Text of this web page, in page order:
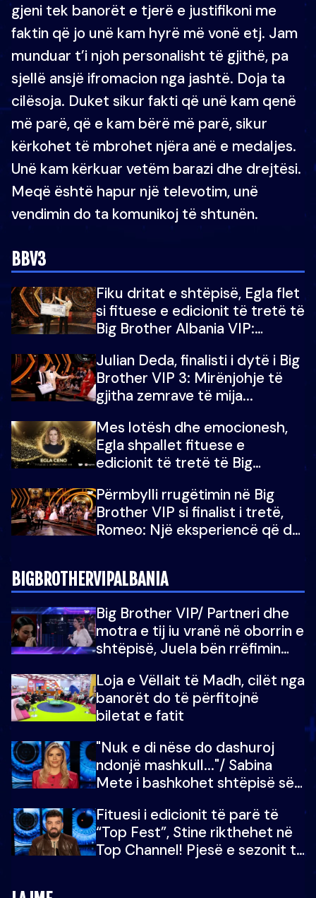
gjeni tek banorët e tjerë e justifikoni me
faktin që jo unë kam hyrë më vonë etj. Jam
munduar t’i njoh personalisht të gjithë, pa
sjellë ansjë ifromacion nga jashtë. Doja ta
cilësoja. Duket sikur fakti që unë kam qenë
më parë, që e kam bërë më parë, sikur
kërkohet të mbrohet njëra anë e medaljes.
Unë kam kërkuar vetëm barazi dhe drejtësi.
Meqë është hapur një televotim, unë
vendimin do ta komunikoj të shtunën.
BBV3
Fiku dritat e shtëpisë, Egla flet
si fituese e edicionit të tretë të
Big Brother Albania VIP:
Julian Deda, finalisti i dytë i Big
Brother VIP 3: Mirënjohje të
gjitha zemrave të mija...
Mes lotësh dhe emocionesh,
Egla shpallet fituese e
edicionit të tretë të Big
Përmbylli rrugëtimin në Big
Brother VIP si finalist i tretë,
Romeo: Një eksperiencë që do
BIGBROTHERVIPALBANIA
Big Brother VIP/ Partneri dhe
motra e tij iu vranë në oborrin e
shtëpisë, Juela bën rrëfimin
do të martoheshim, por zemra
mu copëtua
Loja e Vëllait të Madh, cilët nga
banorët do të përfitojnë
biletat e fatit
"Nuk e di nëse do dashuroj
ndonjë mashkull..."/ Sabina
Mete i bashkohet shtëpisë së
për në fund!
Fituesi i edicionit të parë të
“Top Fest”, Stine rikthehet në
Top Channel! Pjesë e sezonit të